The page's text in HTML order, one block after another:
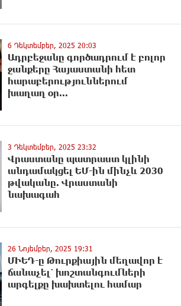
6 Դեկտեմբեր, 2025 20:03
Ադրբեջանը գործադրում է բոլոր
ջանքերը Հայաստանի հետ
հարաբերություններում
խաղաղ օր...
3 Դեկտեմբեր, 2025 23:32
Վրաստանը պատրաստ կլինի
անդամակցել ԵՄ-ին մինչև 2030
թվականը. Վրաստանի
նախագահ
26 Նոյեմբեր, 2025 19:31
ՄԻԵԴ-ը Թուրքիային մեղավոր է
ճանաչել՝ խnշտանգnւմների
արգելքը խախտելու համար